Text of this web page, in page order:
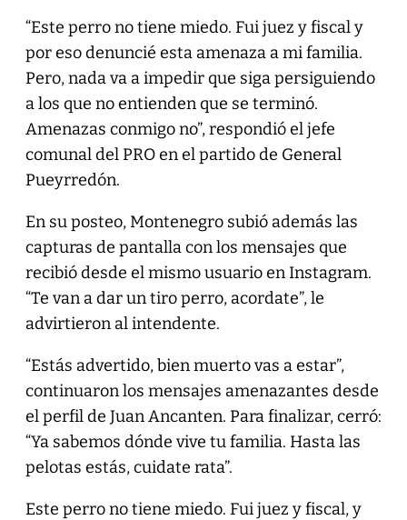
“Este perro no tiene miedo. Fui juez y fiscal y
por eso denuncié esta amenaza a mi familia.
Pero, nada va a impedir que siga persiguiendo
a los que no entienden que se terminó.
Amenazas conmigo no”, respondió el jefe
comunal del PRO en el partido de General
Pueyrredón.
En su posteo, Montenegro subió además las
capturas de pantalla con los mensajes que
recibió desde el mismo usuario en Instagram.
“Te van a dar un tiro perro, acordate”, le
advirtieron al intendente.
“Estás advertido, bien muerto vas a estar”,
continuaron los mensajes amenazantes desde
el perfil de Juan Ancanten. Para finalizar, cerró:
“Ya sabemos dónde vive tu familia. Hasta las
pelotas estás, cuidate rata”.
Este perro no tiene miedo. Fui juez y fiscal, y